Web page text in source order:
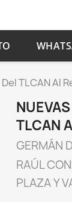
TLCAN Al
TLCAN
GERMÁN
RAÚL
PLAZA Y